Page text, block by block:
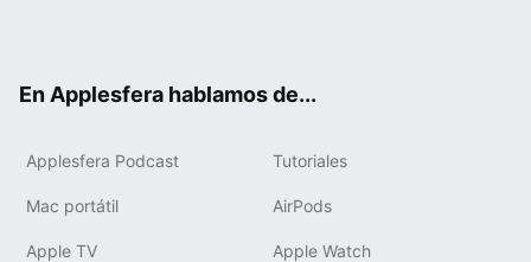
En Applesfera hablamos de...
Applesfera Podcast Tutoriales
Mac portátil AirPods
Apple TV Apple Watch